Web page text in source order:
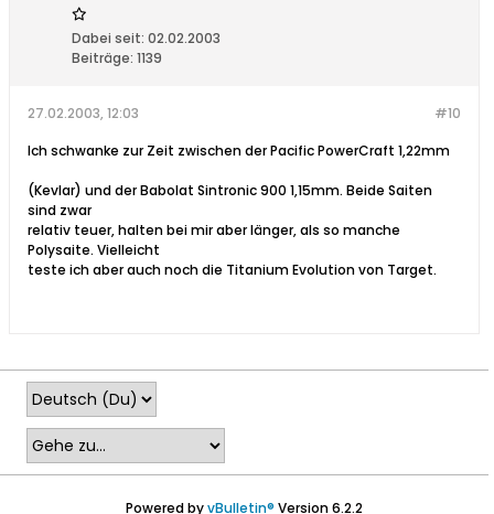
Dabei seit: 02.02.2003
Beiträge: 1139
#10
27.02.2003, 12:03
Ich schwanke zur Zeit zwischen der Pacific PowerCraft 1,22mm
(Kevlar) und der Babolat Sintronic 900 1,15mm. Beide Saiten
sind zwar
relativ teuer, halten bei mir aber länger, als so manche
Polysaite. Vielleicht
teste ich aber auch noch die Titanium Evolution von Target.
Powered byvBulletin® Version 6.2.2